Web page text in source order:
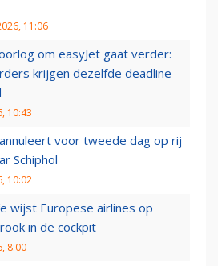
11:06
om easyJet gaat verder:
krijgen dezelfde deadline
10:43
voor tweede dag op rij
Schiphol
10:02
wijst Europese airlines op
in de cockpit
8:00